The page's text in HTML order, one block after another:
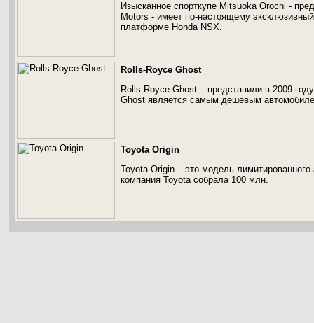
Изысканное спорткупе Mitsuoka Orochi -
Motors - имеет по-настоящему
платформе Ноnda NSX.
Rolls-Royce Ghost
Rolls-Royce Ghost – представили в 2009
Ghost является самым дешевым
Toyota Origin
Toyota Origin – это модель
компания Toyota собрала 100 млн.